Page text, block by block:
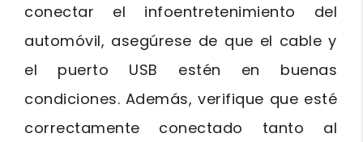
conectar el infoentretenimiento del
automóvil, asegúrese de que el cable y
el puerto USB estén en buenas
condiciones. Además, verifique que esté
correctamente conectado tanto al